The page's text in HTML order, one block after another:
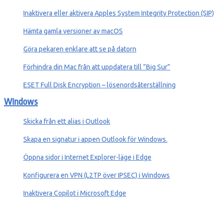
Inaktivera eller aktivera Apples System Integrity Protection (SIP)
Hämta gamla versioner av macOS
Göra pekaren enklare att se på datorn
Förhindra din Mac från att uppdatera till ”Big Sur”
ESET Full Disk Encryption – lösenordsåterställning
WIndows
Skicka från ett alias i Outlook
Skapa en signatur i appen Outlook för Windows.
Öppna sidor i Internet Explorer-läge i Edge
Konfigurera en VPN (L2TP över IPSEC) i Windows
Inaktivera Copilot i Microsoft Edge